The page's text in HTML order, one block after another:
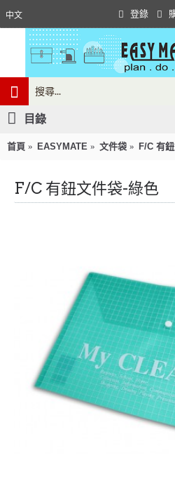
中文 登錄
目錄
首頁 EASYMATE 文件袋 F/C 有
F/C 有鈕文件袋-綠色